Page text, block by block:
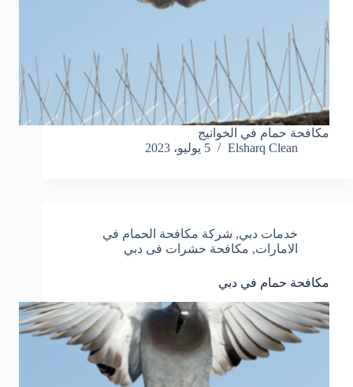
مكافحة حمام في الخوانيج
Elsharq Clean
5 يوليو، 2023
خدمات دبي, شركة مكافحة الحمام في
الامارات, مكافحة حشرات فى دبي
مكافحة حمام في دبي